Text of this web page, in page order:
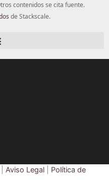
contenidos se cita fuente.
de Stackscale.
Aviso Legal
Política de